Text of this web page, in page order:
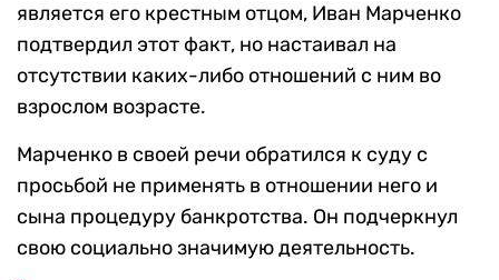
является его крестным отцом, Иван Марченко
подтвердил этот факт, но настаивал на
отсутствии каких-либо отношений с ним во
взрослом возрасте.
Марченко в своей речи обратился к суду с
просьбой не применять в отношении него и
сына процедуру банкротства. Он подчеркнул
свою социально значимую деятельность.